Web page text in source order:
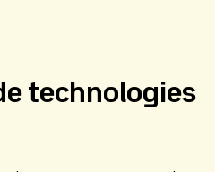
technologies